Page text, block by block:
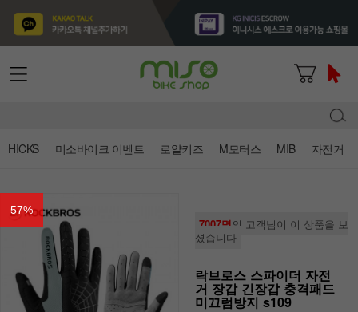
HICKS 미소바이크 이벤트 로얄키즈 M모터스 MIB 자전거
57%
7007명의 고객님이 이 상품을 보
셨습니다
락브로스 스파이더 자전
거 장갑 긴장갑 충격패드
미끄럼방지 s109